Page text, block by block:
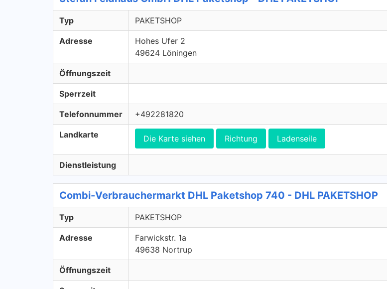
Typ PAKETSHOP
Adresse
Hohes Ufer 2
49624 Löningen
Öffnungszeit
Sperrzeit
Telefonnummer +492281820
Landkarte Die Karte siehen Richtung Ladenseile
Dienstleistung
Combi-Verbrauchermarkt DHL Paketshop 740 - DHL PAKETSHOP
Typ PAKETSHOP
Adresse
Farwickstr. 1a
49638 Nortrup
Öffnungszeit